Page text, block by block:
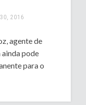
2016
agente de
ainda pode
para o